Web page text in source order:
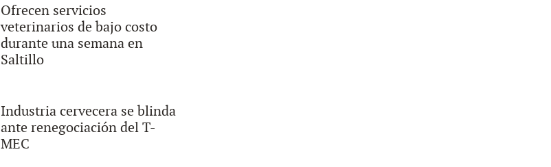
Ofrecen servicios
veterinarios de bajo costo
durante una semana en
Saltillo
Industria cervecera se blinda
ante renegociación del T-
MEC